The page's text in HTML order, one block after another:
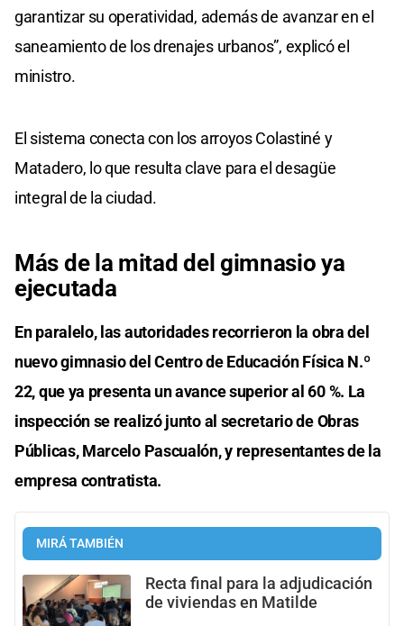
garantizar su operatividad, además de avanzar en el
saneamiento de los drenajes urbanos”, explicó el
ministro.
El sistema conecta con los arroyos Colastiné y
Matadero, lo que resulta clave para el desagüe
integral de la ciudad.
Más de la mitad del gimnasio ya
ejecutada
En paralelo, las autoridades recorrieron la obra del
nuevo gimnasio del Centro de Educación Física N.º
22, que ya presenta un avance superior al 60 %. La
inspección se realizó junto al secretario de Obras
Públicas, Marcelo Pascualón, y representantes de la
empresa contratista.
MIRÁ TAMBIÉN
Recta final para la adjudicación
de viviendas en Matilde